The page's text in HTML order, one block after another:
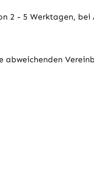
- 5 Werktagen, bei
abweichenden